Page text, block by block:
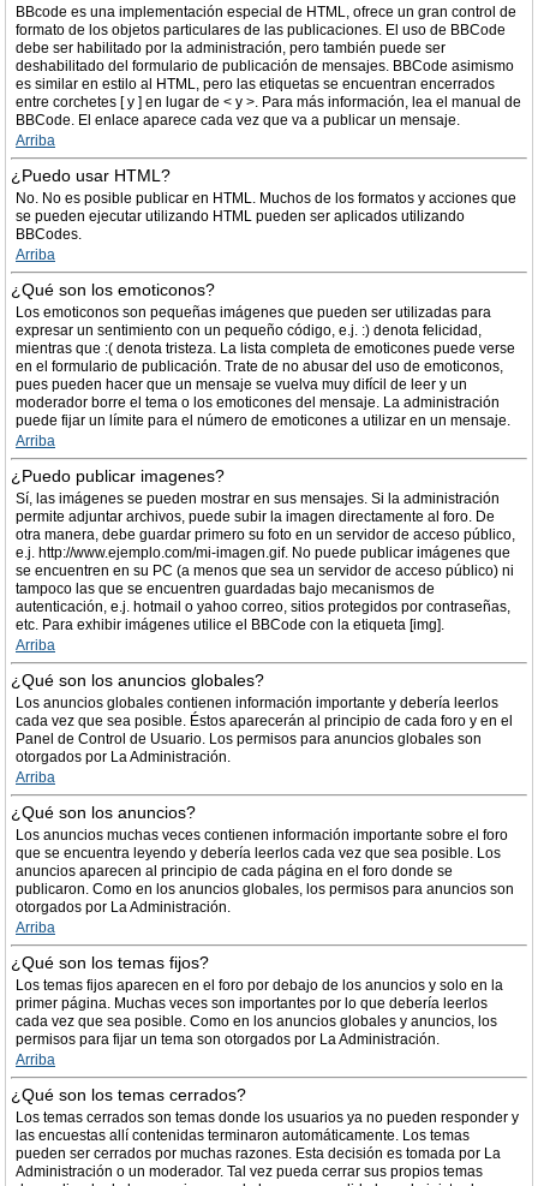
BBcode es una implementación especial de HTML, ofrece un gran control de
formato de los objetos particulares de las publicaciones. El uso de BBCode
debe ser habilitado por la administración, pero también puede ser
deshabilitado del formulario de publicación de mensajes. BBCode asimismo
es similar en estilo al HTML, pero las etiquetas se encuentran encerrados
entre corchetes [ y ] en lugar de < y >. Para más información, lea el manual de
BBCode. El enlace aparece cada vez que va a publicar un mensaje.
Arriba
¿Puedo usar HTML?
No. No es posible publicar en HTML. Muchos de los formatos y acciones que
se pueden ejecutar utilizando HTML pueden ser aplicados utilizando
BBCodes.
Arriba
¿Qué son los emoticonos?
Los emoticonos son pequeñas imágenes que pueden ser utilizadas para
expresar un sentimiento con un pequeño código, e.j. :) denota felicidad,
mientras que :( denota tristeza. La lista completa de emoticones puede verse
en el formulario de publicación. Trate de no abusar del uso de emoticonos,
pues pueden hacer que un mensaje se vuelva muy difícil de leer y un
moderador borre el tema o los emoticones del mensaje. La administración
puede fijar un límite para el número de emoticones a utilizar en un mensaje.
Arriba
¿Puedo publicar imagenes?
Sí, las imágenes se pueden mostrar en sus mensajes. Si la administración
permite adjuntar archivos, puede subir la imagen directamente al foro. De
otra manera, debe guardar primero su foto en un servidor de acceso público,
e.j. http://www.ejemplo.com/mi-imagen.gif. No puede publicar imágenes que
se encuentren en su PC (a menos que sea un servidor de acceso público) ni
tampoco las que se encuentren guardadas bajo mecanismos de
autenticación, e.j. hotmail o yahoo correo, sitios protegidos por contraseñas,
etc. Para exhibir imágenes utilice el BBCode con la etiqueta [img].
Arriba
¿Qué son los anuncios globales?
Los anuncios globales contienen información importante y debería leerlos
cada vez que sea posible. Éstos aparecerán al principio de cada foro y en el
Panel de Control de Usuario. Los permisos para anuncios globales son
otorgados por La Administración.
Arriba
¿Qué son los anuncios?
Los anuncios muchas veces contienen información importante sobre el foro
que se encuentra leyendo y debería leerlos cada vez que sea posible. Los
anuncios aparecen al principio de cada página en el foro donde se
publicaron. Como en los anuncios globales, los permisos para anuncios son
otorgados por La Administración.
Arriba
¿Qué son los temas fijos?
Los temas fijos aparecen en el foro por debajo de los anuncios y solo en la
primer página. Muchas veces son importantes por lo que debería leerlos
cada vez que sea posible. Como en los anuncios globales y anuncios, los
permisos para fijar un tema son otorgados por La Administración.
Arriba
¿Qué son los temas cerrados?
Los temas cerrados son temas donde los usuarios ya no pueden responder y
las encuestas allí contenidas terminaron automáticamente. Los temas
pueden ser cerrados por muchas razones. Esta decisión es tomada por La
Administración o un moderador. Tal vez pueda cerrar sus propios temas